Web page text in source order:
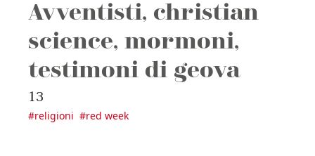
Avventisti, christian
science, mormoni,
testimoni di geova
13
#religioni #red week